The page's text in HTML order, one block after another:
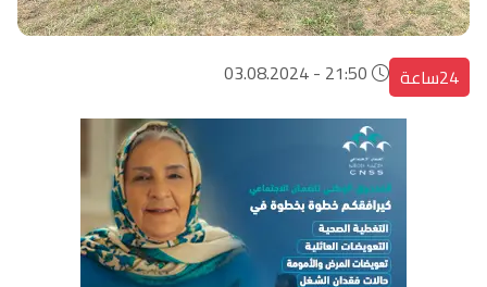
24ساعة